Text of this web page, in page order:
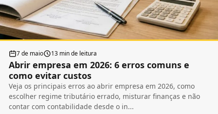
7 de maio 13 min de leitura
Abrir empresa em 2026: 6 erros comuns e
como evitar custos
Veja os principais erros ao abrir empresa em 2026, como
escolher regime tributário errado, misturar finanças e não
contar com contabilidade desde o in...